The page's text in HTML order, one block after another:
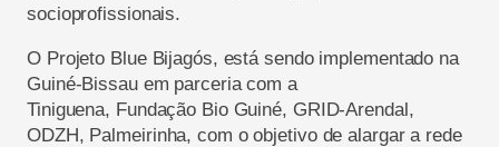
socioprofissionais.
O Projeto Blue Bijagós, está sendo implementado na
Guiné-Bissau em parceria com a
Tiniguena, Fundação Bio Guiné, GRID-Arendal,
ODZH, Palmeirinha, com o objetivo de alargar a rede